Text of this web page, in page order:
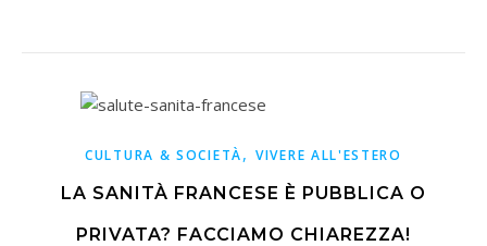
CULTURA & SOCIETÀ, VIVERE ALL'ESTERO
LA SANITÀ FRANCESE È PUBBLICA O
PRIVATA? FACCIAMO CHIAREZZA!